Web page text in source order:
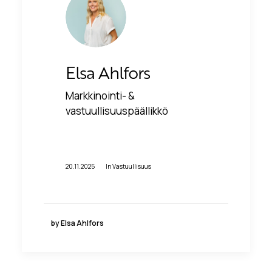
Elsa Ahlfors
Markkinointi- &
vastuullisuuspäällikkö
20.11.2025 InVastuullisuus
by Elsa Ahlfors